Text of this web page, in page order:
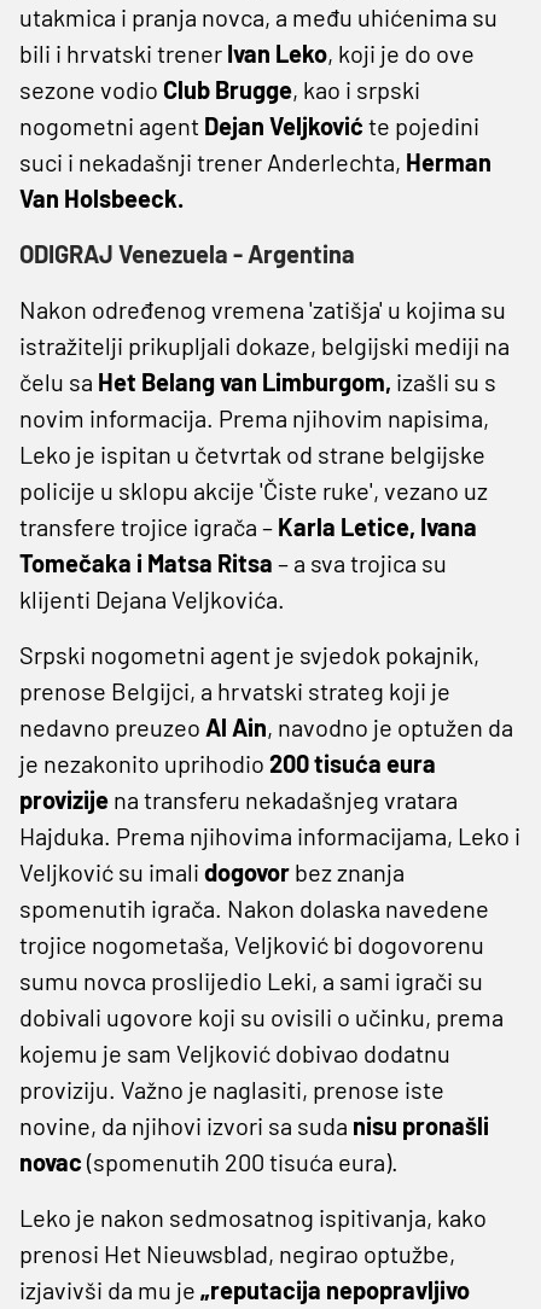
utakmica i pranja novca, a među uhićenima su
bili i hrvatski trener Ivan Leko, koji je do ove
sezone vodio Club Brugge, kao i srpski
nogometni agent Dejan Veljković te pojedini
suci i nekadašnji trener Anderlechta, Herman
Van Holsbeeck.
ODIGRAJ Venezuela - Argentina
Nakon određenog vremena 'zatišja' u kojima su
istražitelji prikupljali dokaze, belgijski mediji na
čelu sa Het Belang van Limburgom, izašli su s
novim informacija. Prema njihovim napisima,
Leko je ispitan u četvrtak od strane belgijske
policije u sklopu akcije 'Čiste ruke', vezano uz
transfere trojice igrača – Karla Letice, Ivana
Tomečaka i Matsa Ritsa – a sva trojica su
klijenti Dejana Veljkovića.
Srpski nogometni agent je svjedok pokajnik,
prenose Belgijci, a hrvatski strateg koji je
nedavno preuzeo Al Ain, navodno je optužen da
je nezakonito uprihodio 200 tisuća eura
provizije na transferu nekadašnjeg vratara
Hajduka. Prema njihovima informacijama, Leko i
Veljković su imali dogovor bez znanja
spomenutih igrača. Nakon dolaska navedene
trojice nogometaša, Veljković bi dogovorenu
sumu novca proslijedio Leki, a sami igrači su
dobivali ugovore koji su ovisili o učinku, prema
kojemu je sam Veljković dobivao dodatnu
proviziju. Važno je naglasiti, prenose iste
novine, da njihovi izvori sa suda nisu pronašli
novac (spomenutih 200 tisuća eura).
Leko je nakon sedmosatnog ispitivanja, kako
prenosi Het Nieuwsblad, negirao optužbe,
izjavivši da mu je „reputacija nepopravljivo